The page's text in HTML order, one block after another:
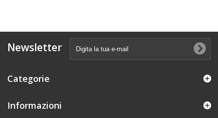
Newsletter
Categorie
Informazioni